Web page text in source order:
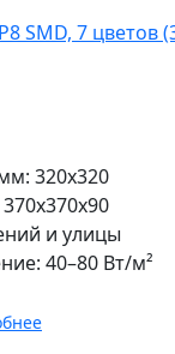
SMD, 7 цветов
320x320
и улицы
40–80 Вт/м²